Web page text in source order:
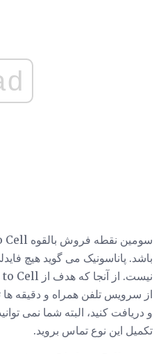
باشد. پاناسونیک می گوید هیچ
از سرویس تلفن همراه و دقیقه
و دریافت کنید، البته شما نمی
تکمیل این نوع تماس بروید.